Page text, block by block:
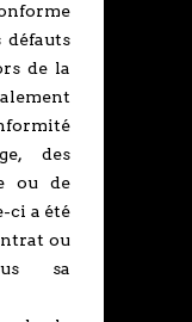
de la
des
ou de
ci a été
ou
sa